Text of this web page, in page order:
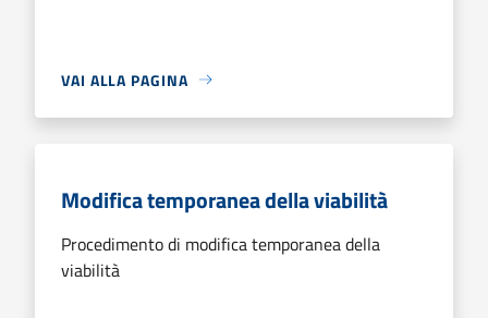
VAI ALLA PAGINA
Modifica temporanea della viabilità
Procedimento di modifica temporanea della
viabilità